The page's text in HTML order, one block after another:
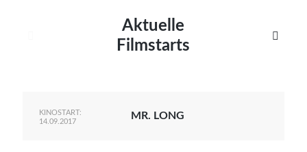
Aktuelle
Filmstarts

KINOSTART:
14.09.2017
MR. LONG